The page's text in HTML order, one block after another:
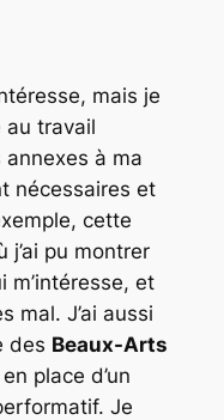
mais je
au travail
à ma
nécessaires et
cette
j’ai pu montrer
m’intéresse, et
mal. J’ai aussi
des Beaux-Arts
place d’un
Je